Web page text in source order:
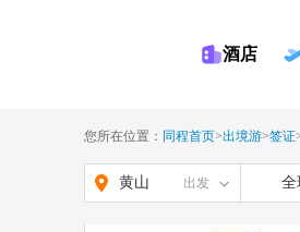
酒店
您所在位置： 同程首页>出境游>签证
黄山 出发 全